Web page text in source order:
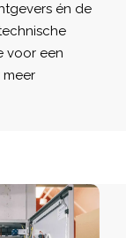
én de
voor een